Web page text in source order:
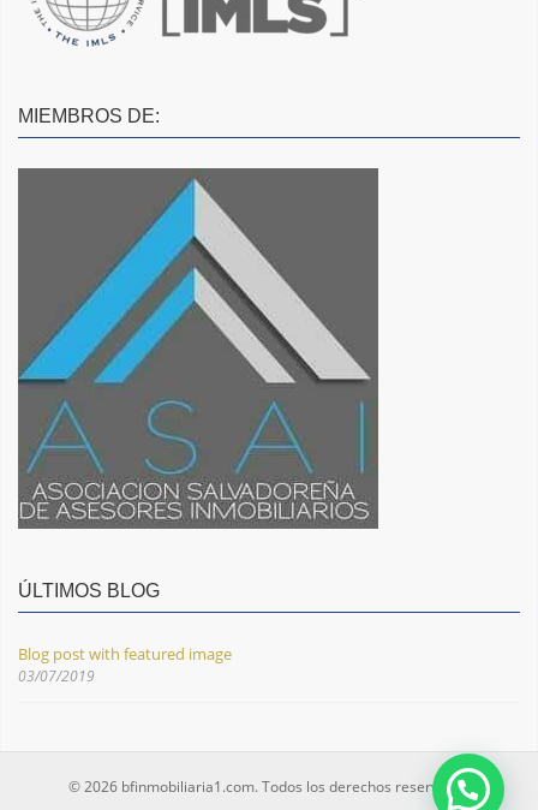
MIEMBROS DE:
ÚLTIMOS BLOG
Blog post with featured image
03/07/2019
© 2026 bfinmobiliaria1.com. Todos los derechos reservados